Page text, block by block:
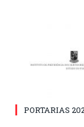
PORTARIAS